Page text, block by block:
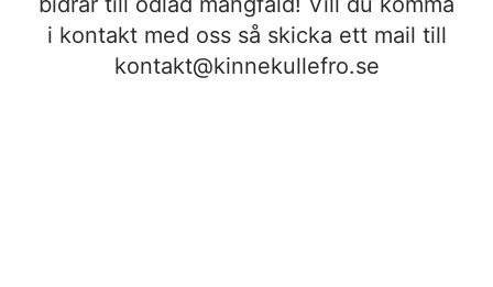
i kontakt med oss så skicka ett mail till
kontakt@kinnekullefro.se